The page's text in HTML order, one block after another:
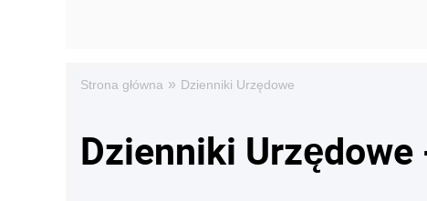
Strona główna » Dzienniki Urzędowe
Dzienniki